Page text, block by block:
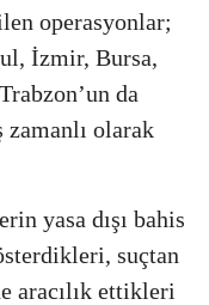
operasyonlar;
İzmir, Bursa,
da
zamanlı olarak
yasa dışı bahis
suçtan
aracılık ettikleri